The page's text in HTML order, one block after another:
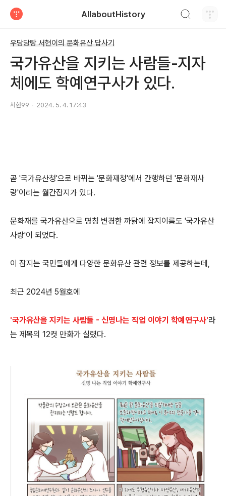
AllaboutHistory
우당당탕 서현이의 문화유산 답사기
국가유산을 지키는 사람들-지자
체에도 학예연구사가 있다.
서현99 2024. 5. 4. 17:43
곧 '국가유산청'으로 바뀌는 '문화재청'에서 간행하던 '문화재사
랑'이라는 월간잡지가 있다.
문화재를 국가유산으로 명칭 변경한 까닭에 잡지이름도 '국가유산
사랑'이 되었다.
이 잡지는 국민들에게 다양한 문화유산 관련 정보를 제공하는데,
최근 2024년 5월호에
'국가유산을 지키는 사람들 - 신명나는 직업 이야기 학예연구사'라
는 제목의 12컷 만화가 실렸다.